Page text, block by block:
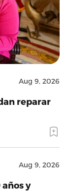
Aug 9, 2026
reparar
Aug 9, 2026
y